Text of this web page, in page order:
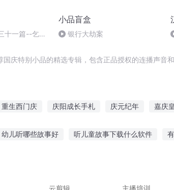
十一篇--乞
小品盲盒
银行大劫案
国庆特别小品的精选专辑，包含正品授权的连播声音
重生西门庆 庆阳成长手札 庆元纪年 嘉庆
幼儿听哪些故事好 听儿童故事下载什么软件
云剪辑
主播培训